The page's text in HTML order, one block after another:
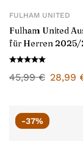
FULHAM UNITED
Fulham United
für Herren 2025/
45,99€ 28,99
-37%